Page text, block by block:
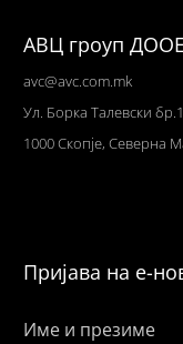
АВЦ гроуп
avc@avc.com.mk
Ул. Борка Талевски
1000 Скопје, Северна
Пријава на е-
Име и презиме